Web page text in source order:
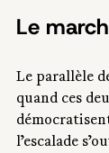
Le
Le parallèle
quand ces
l’escalade